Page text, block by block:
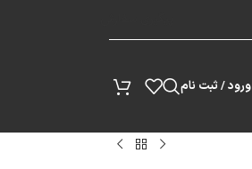
ورود / ثبت نام